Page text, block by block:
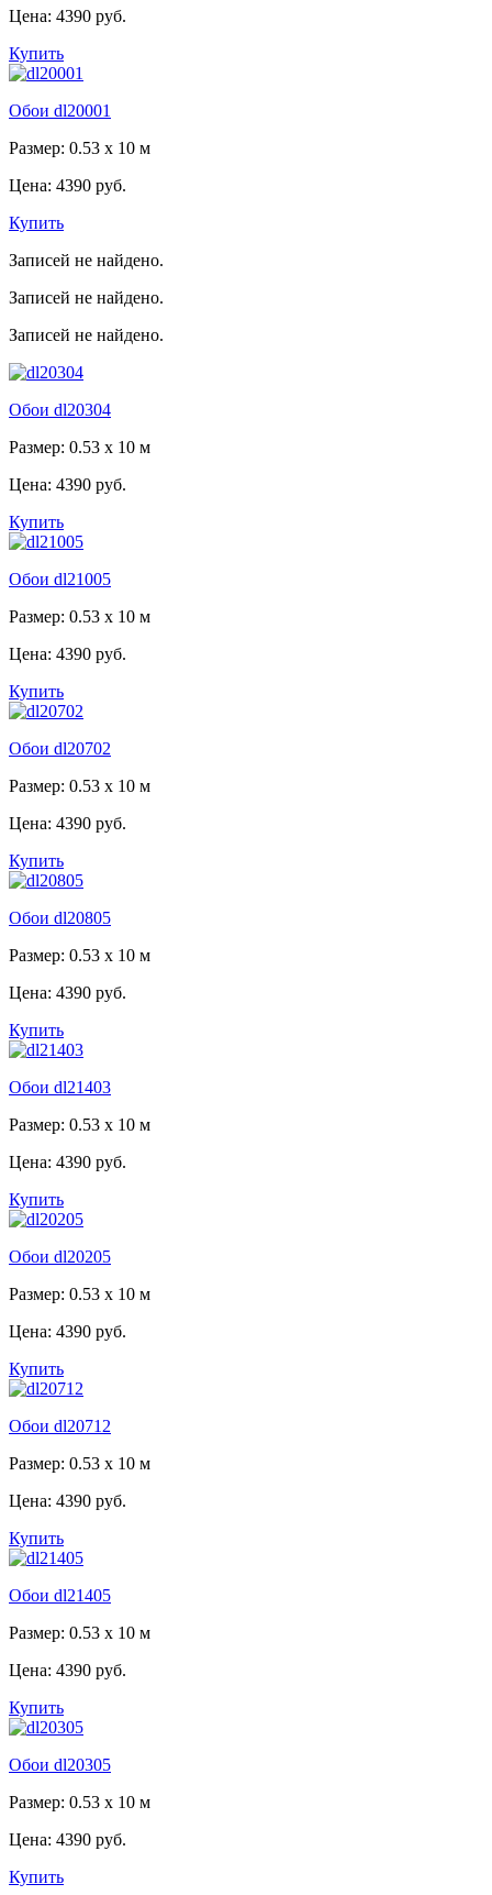
Цена: 4390 руб.
Купить
Обои dl20001
Размер: 0.53 x 10 м
Цена: 4390 руб.
Купить
Записей не найдено.
Записей не найдено.
Записей не найдено.
Обои dl20304
Размер: 0.53 x 10 м
Цена: 4390 руб.
Купить
Обои dl21005
Размер: 0.53 x 10 м
Цена: 4390 руб.
Купить
Обои dl20702
Размер: 0.53 x 10 м
Цена: 4390 руб.
Купить
Обои dl20805
Размер: 0.53 x 10 м
Цена: 4390 руб.
Купить
Обои dl21403
Размер: 0.53 x 10 м
Цена: 4390 руб.
Купить
Обои dl20205
Размер: 0.53 x 10 м
Цена: 4390 руб.
Купить
Обои dl20712
Размер: 0.53 x 10 м
Цена: 4390 руб.
Купить
Обои dl21405
Размер: 0.53 x 10 м
Цена: 4390 руб.
Купить
Обои dl20305
Размер: 0.53 x 10 м
Цена: 4390 руб.
Купить